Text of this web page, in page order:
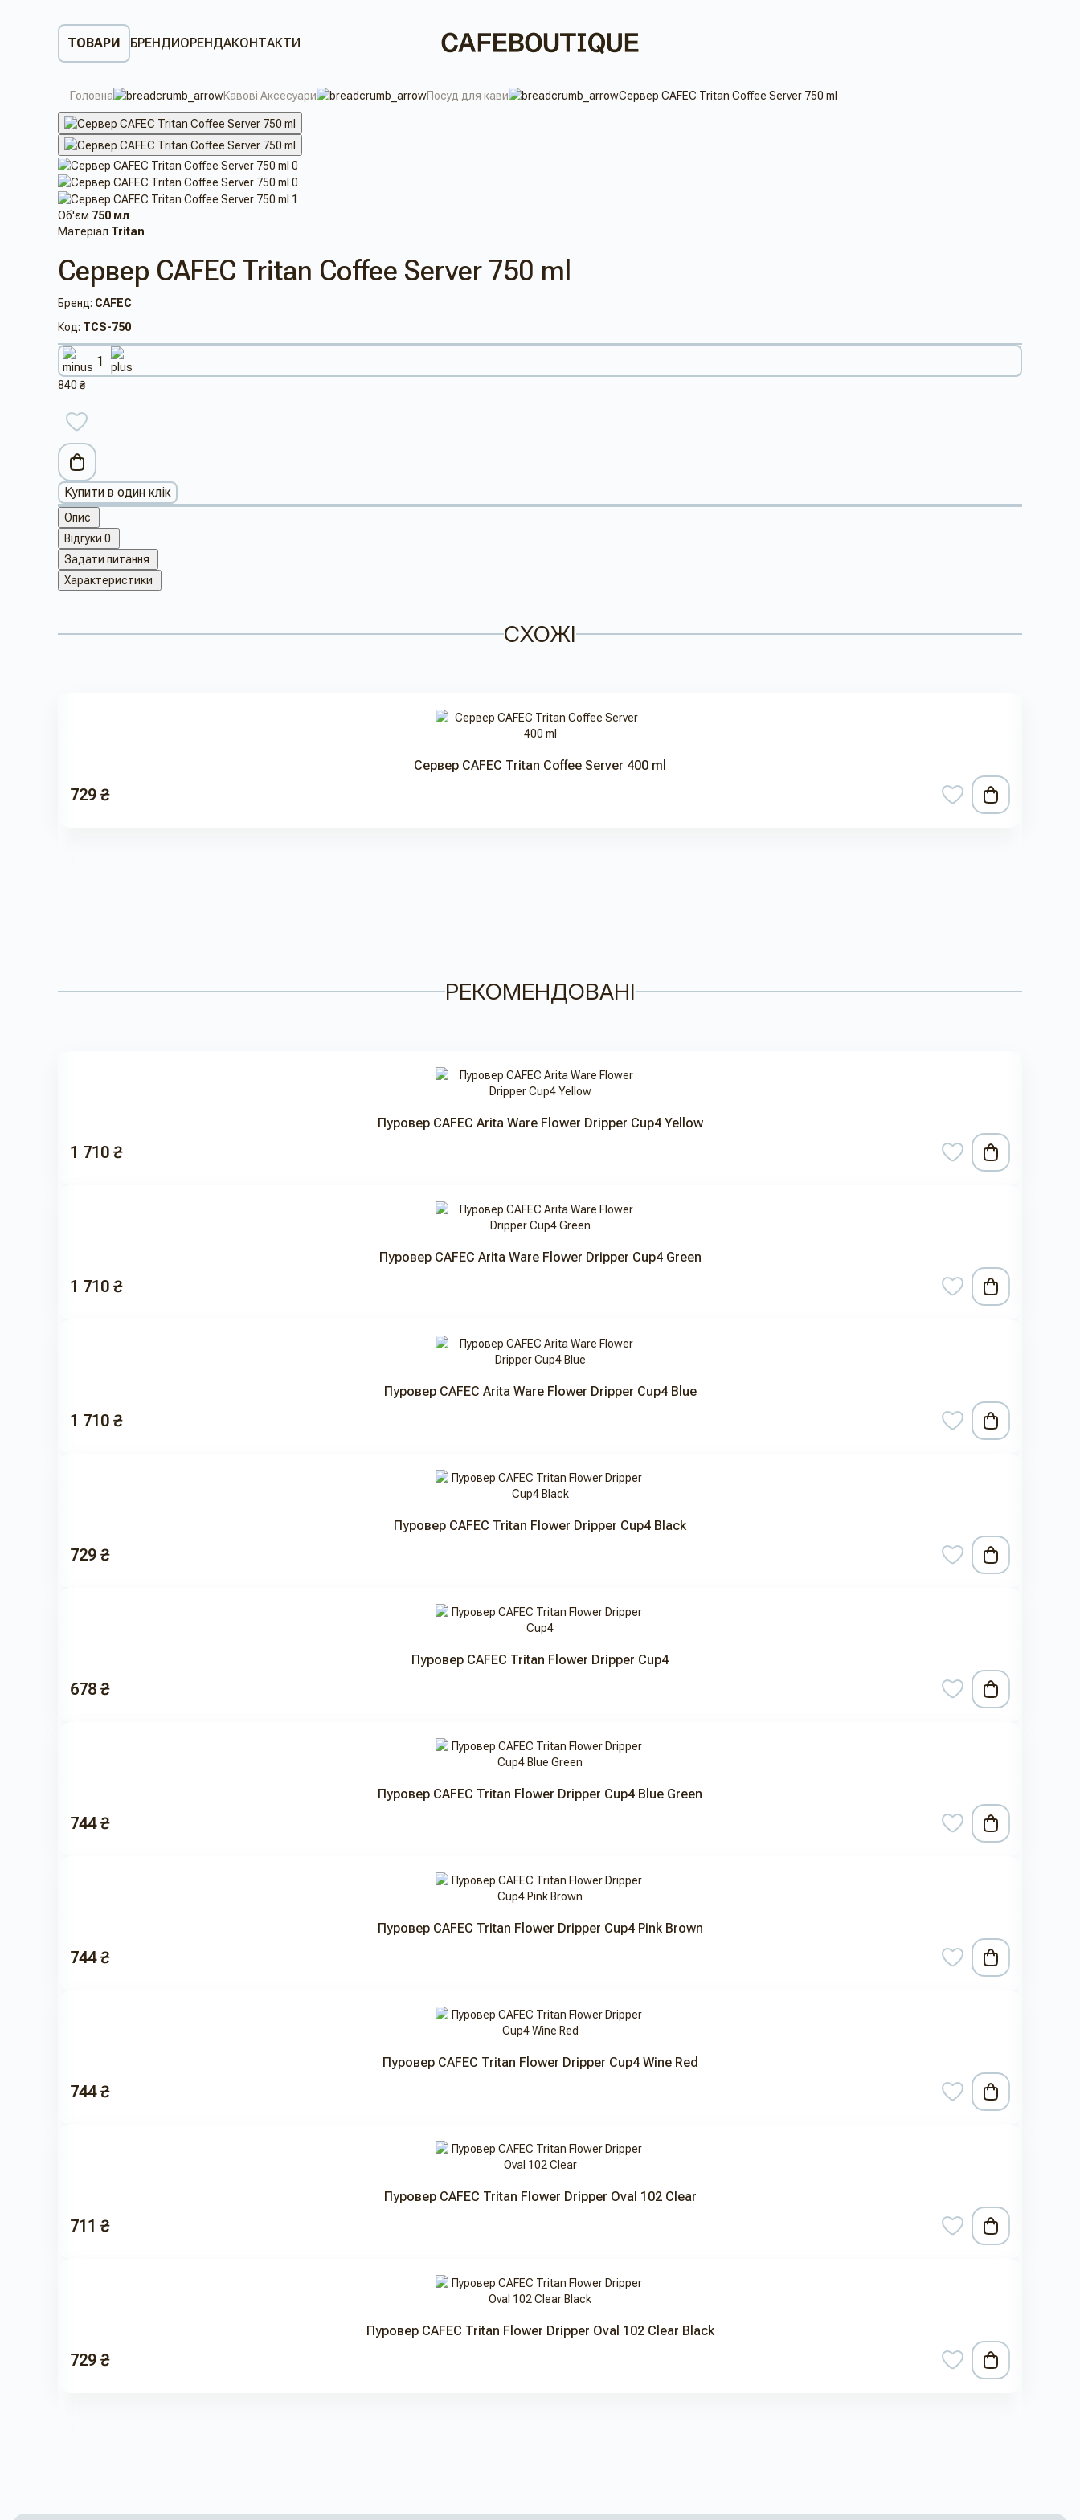
ТОВАРИ БРЕНДИОРЕНДАКОНТАКТИ
Головна Кавові Аксесуари Посуд для кави Сервер CAFEC Tritan Coffee Server 750 ml
Об'єм 750 мл
Матеріал Tritan
Сервер CAFEC Tritan Coffee Server 750 ml
Бренд: CAFEC
Код: TCS-750
840 ₴
Купити в один клік
Опис
Відгуки 0
Задати питання
Характеристики
СХОЖІ
Сервер CAFEC Tritan Coffee Server 400 ml
729 ₴
РЕКОМЕНДОВАНІ
Пуровер CAFEC Arita Ware Flower Dripper Cup4 Yellow
1 710 ₴
Пуровер CAFEC Arita Ware Flower Dripper Cup4 Green
1 710 ₴
Пуровер CAFEC Arita Ware Flower Dripper Cup4 Blue
1 710 ₴
Пуровер CAFEC Tritan Flower Dripper Cup4 Black
729 ₴
Пуровер CAFEC Tritan Flower Dripper Cup4
678 ₴
Пуровер CAFEC Tritan Flower Dripper Cup4 Blue Green
744 ₴
Пуровер CAFEC Tritan Flower Dripper Cup4 Pink Brown
744 ₴
Пуровер CAFEC Tritan Flower Dripper Cup4 Wine Red
744 ₴
Пуровер CAFEC Tritan Flower Dripper Oval 102 Clear
711 ₴
Пуровер CAFEC Tritan Flower Dripper Oval 102 Clear Black
729 ₴